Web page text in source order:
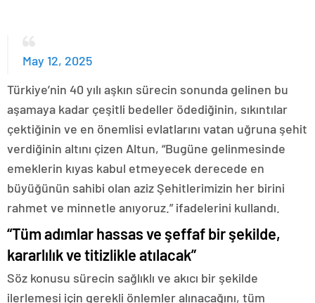
May 12, 2025
Türkiye’nin 40 yılı aşkın sürecin sonunda gelinen bu
aşamaya kadar çeşitli bedeller ödediğinin, sıkıntılar
çektiğinin ve en önemlisi evlatlarını vatan uğruna şehit
verdiğinin altını çizen Altun, “Bugüne gelinmesinde
emeklerin kıyas kabul etmeyecek derecede en
büyüğünün sahibi olan aziz Şehitlerimizin her birini
rahmet ve minnetle anıyoruz.” ifadelerini kullandı.
“Tüm adımlar hassas ve şeffaf bir şekilde,
kararlılık ve titizlikle atılacak”
Söz konusu sürecin sağlıklı ve akıcı bir şekilde
ilerlemesi için gerekli önlemler alınacağını, tüm